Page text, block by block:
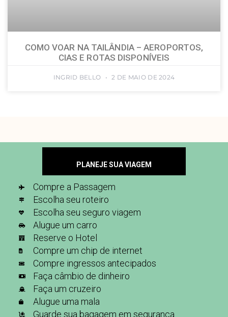
COMO VOAR NA TAILÂNDIA – AEROPORTOS,
CIAS E ROTAS DISPONÍVEIS
INGRID BELLO 2 DE MAIO DE 2024
PLANEJE SUA VIAGEM
Compre a Passagem
Escolha seu roteiro
Escolha seu seguro viagem
Alugue um carro
Reserve o Hotel
Compre um chip de internet
Compre ingressos antecipados
Faça câmbio de dinheiro
Faça um cruzeiro
Alugue uma mala
Guarde sua bagagem em segurança